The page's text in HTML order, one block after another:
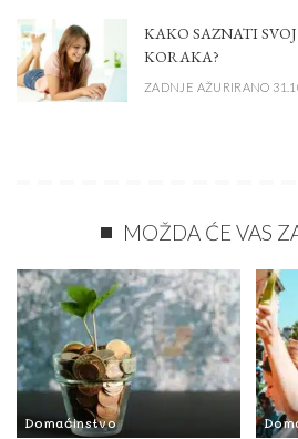
KAKO SAZNATI
KORAKA?
ZADNJE AŽURIRANO
MOŽDA ĆE VAS
Domaćinstvo